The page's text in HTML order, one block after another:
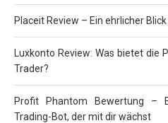
Placeit Review – Ein ehrlicher
Luxkonto Review: Was bietet
Trader?
Profit Phantom Bewertung –
Trading-Bot, der mit dir wächst